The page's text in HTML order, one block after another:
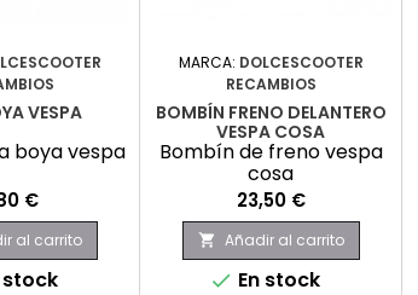
VESPA
boya vespa
€
al carrito
stock
MARCA: DOLCESCOOTER
RECAMBIOS
BOMBÍN FRENO DELANTERO
VESPA COSA
Bombín de freno vespa
cosa
Precio
23,50 €
 Añadir al carrito
 En stock